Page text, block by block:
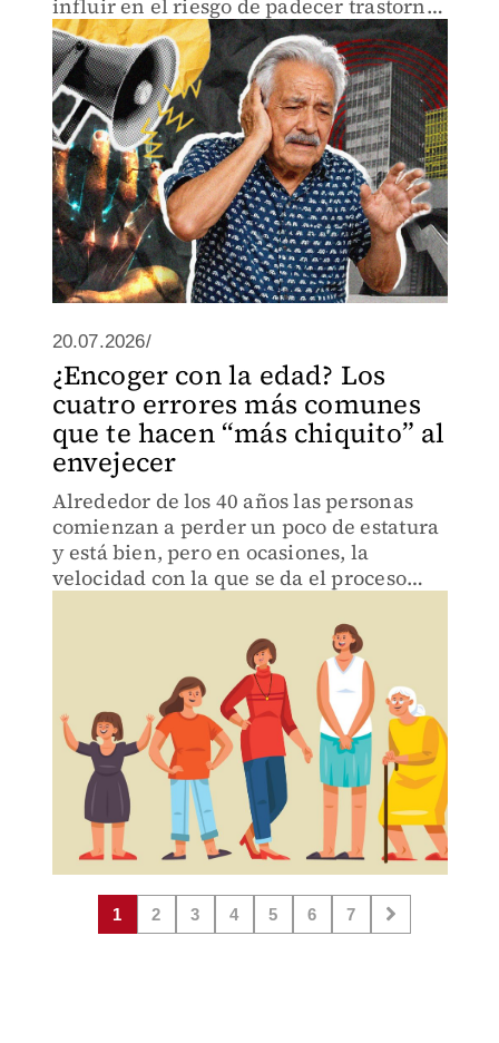
influir en el riesgo de padecer trastornos
neurodegenerativos.
20.07.2026/
¿Encoger con la edad? Los
cuatro errores más comunes
que te hacen “más chiquito” al
envejecer
Alrededor de los 40 años las personas
comienzan a perder un poco de estatura
y está bien, pero en ocasiones, la
velocidad con la que se da el proceso
1 2 3 4 5 6 7